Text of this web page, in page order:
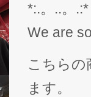
*:.。..。
We are
こちらの
ます。